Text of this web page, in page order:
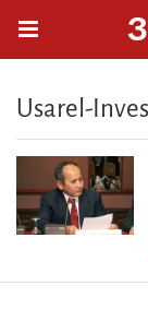
Usarel-